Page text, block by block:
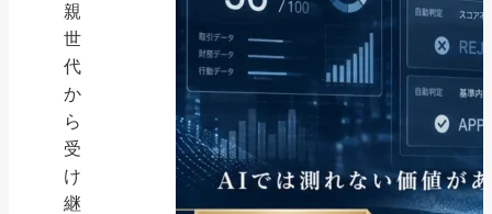
親
世
代
か
ら
受
け
継